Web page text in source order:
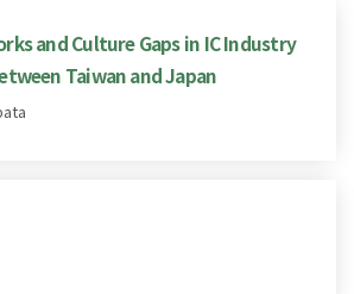
and Culture Gaps in IC Industry
Taiwan and Japan